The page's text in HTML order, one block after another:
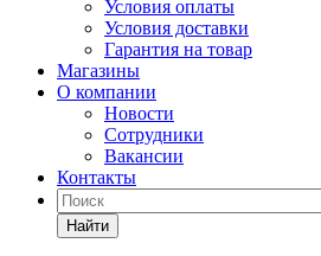
Условия оплаты
Условия доставки
Гарантия на товар
Магазины
О компании
Новости
Сотрудники
Вакансии
Контакты
Найти